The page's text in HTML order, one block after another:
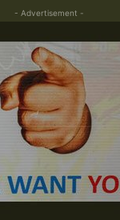
- Advertisement -